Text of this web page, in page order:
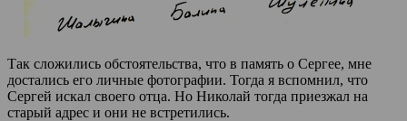
Так сложились обстоятельства, что в память о Сергее, мне
достались его личные фотографии. Тогда я вспомнил, что
Сергей искал своего отца. Но Николай тогда приезжал на
старый адрес и они не встретились.